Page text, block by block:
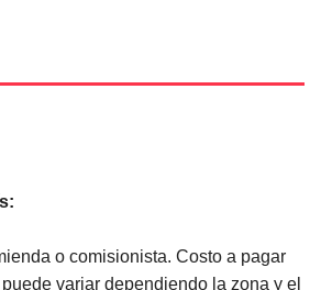
o comisionista. Costo a pagar
variar dependiendo la zona y el